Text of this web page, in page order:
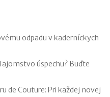
odpadu v kaderníckych
úspechu? Buďte
de Couture: Pri každej novej